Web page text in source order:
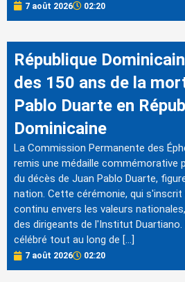
7 août 2026 02:20
République
des 150 ans de la
Pablo Duarte en
Dominicaine
La Commission Permanente des
remis une médaille commémorative
du décès de Juan Pablo Duarte,
nation. Cette cérémonie, qui s'inscrit
continu envers les valeurs
des dirigeants de l'Institut Duartiano.
célébré tout au long de […]
7 août 2026 02:20